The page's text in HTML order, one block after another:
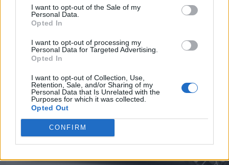
I want to opt-out of the Sale of my
Personal Data.
Opted In
I want to opt-out of processing my
Personal Data for Targeted Advertising.
Opted In
I want to opt-out of Collection, Use,
Retention, Sale, and/or Sharing of my
Personal Data that Is Unrelated with the
Purposes for which it was collected.
Opted Out
CONFIRM